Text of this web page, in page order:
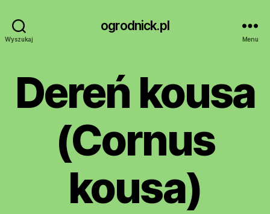
Wyszukaj
ogrodnick.pl
Menu
Dereń kousa
(Cornus
kousa)